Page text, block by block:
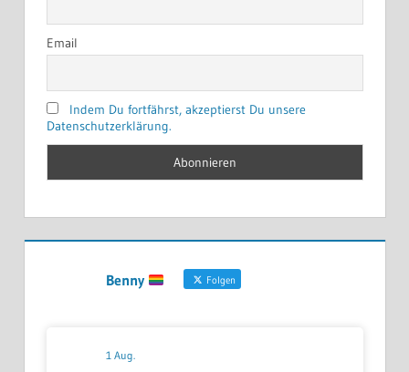
Email
Indem Du fortfährst, akzeptierst Du unsere
Datenschutzerklärung.
Benny Folgen
1 Aug.